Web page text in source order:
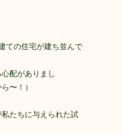
ての住宅が建ち並んで
配がありまし
〜！）
たちに与えられた試